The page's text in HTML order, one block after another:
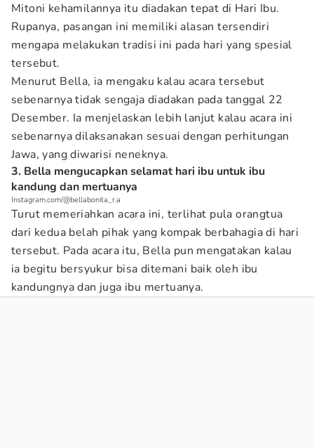
Mitoni kehamilannya itu diadakan tepat di Hari Ibu.
Rupanya, pasangan ini memiliki alasan tersendiri
mengapa melakukan tradisi ini pada hari yang spesial
tersebut.
Menurut Bella, ia mengaku kalau acara tersebut
sebenarnya tidak sengaja diadakan pada tanggal 22
Desember. Ia menjelaskan lebih lanjut kalau acara ini
sebenarnya dilaksanakan sesuai dengan perhitungan
Jawa, yang diwarisi neneknya.
3. Bella mengucapkan selamat hari ibu untuk ibu
kandung dan mertuanya
Instagram.com/@bellabonita_r.a
Turut memeriahkan acara ini, terlihat pula orangtua
dari kedua belah pihak yang kompak berbahagia di hari
tersebut. Pada acara itu, Bella pun mengatakan kalau
ia begitu bersyukur bisa ditemani baik oleh ibu
kandungnya dan juga ibu mertuanya.